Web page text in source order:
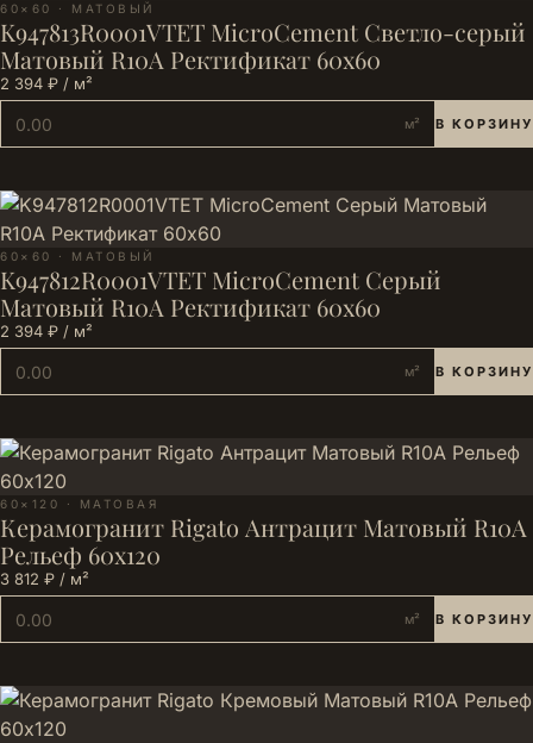
60×60 · МАТОВЫЙ
K947813R0001VTET MicroCement Светло-серый
Матовый R10A Ректификат 60x60
2 394 ₽ / м²
м² В КОРЗИНУ
60×60 · МАТОВЫЙ
K947812R0001VTET MicroCement Серый
Матовый R10A Ректификат 60x60
2 394 ₽ / м²
м² В КОРЗИНУ
60×120 · МАТОВАЯ
Керамогранит Rigato Антрацит Матовый R10A
Рельеф 60x120
3 812 ₽ / м²
м² В КОРЗИНУ